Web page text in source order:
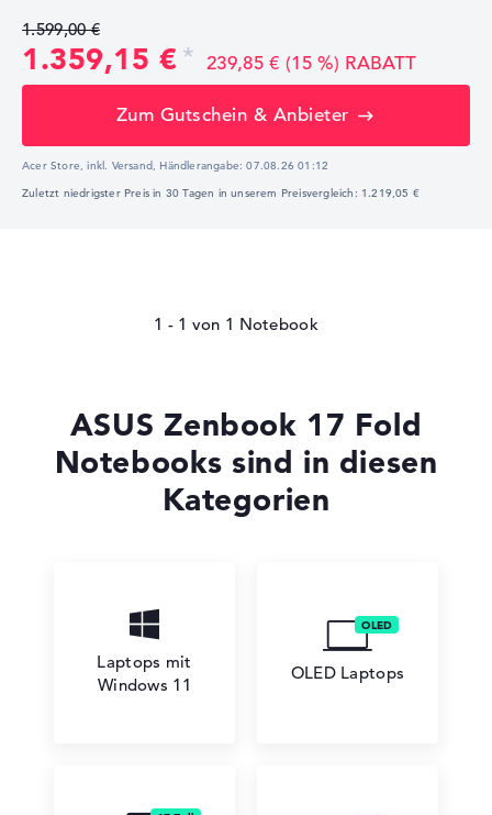
1.599,00 €
1.359,15 € 239,85 € (15 %) RABATT
Zum Gutschein & Anbieter
Acer Store, inkl. Versand, Händlerangabe:07.08.26 01:12
Zuletzt niedrigster Preis in 30 Tagen in unserem Preisvergleich: 1.219,05 €
1 - 1 von 1
ASUS Zenbook 17 Fold
Notebooks sind in diesen
Kategorien
Laptops mit
Windows 11
OLED Laptops